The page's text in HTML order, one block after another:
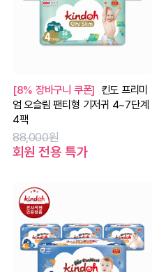
[8% 장바구니 쿠폰] 킨도 프리미
엄 오슬림 팬티형 기저귀 4~7단계
4팩
88,000원
회원 전용 특가